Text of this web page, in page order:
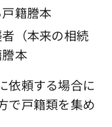
籍謄本
者（本来の相続
本
依頼する場合に
で戸籍類を集め